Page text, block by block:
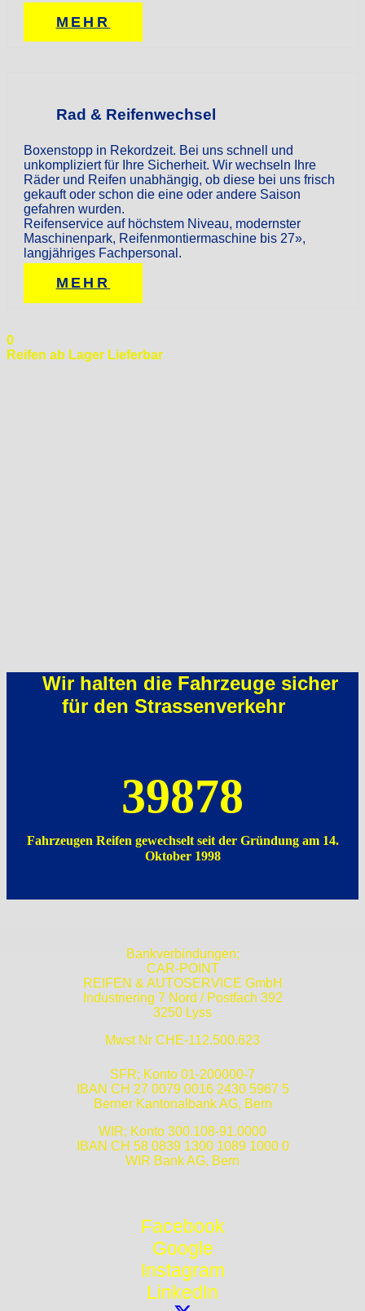
MEHR
Rad & Reifenwechsel
Boxenstopp in Rekordzeit. Bei uns schnell und
unkompliziert für Ihre Sicherheit. Wir wechseln Ihre
Räder und Reifen unabhängig, ob diese bei uns frisch
gekauft oder schon die eine oder andere Saison
gefahren wurden.
Reifenservice auf höchstem Niveau, modernster
Maschinenpark, Reifenmontiermaschine bis 27»,
langjähriges Fachpersonal.
MEHR
0
Reifen ab Lager Lieferbar
Wir halten die Fahrzeuge sicher
für den Strassenverkehr
39878
Fahrzeugen Reifen gewechselt seit der Gründung am 14.
Oktober 1998
Bankverbindungen;
CAR-POINT
REIFEN & AUTOSERVICE GmbH
Industriering 7 Nord / Postfach 392
3250 Lyss
Mwst Nr CHE-112.500.623
SFR; Konto 01-200000-7
IBAN CH 27 0079 0016 2430 5967 5
Berner Kantonalbank AG, Bern
WIR; Konto 300.108-91.0000
IBAN CH 58 0839 1300 1089 1000 0
WIR Bank AG, Bern
Facebook
Google
Instagram
LinkedIn